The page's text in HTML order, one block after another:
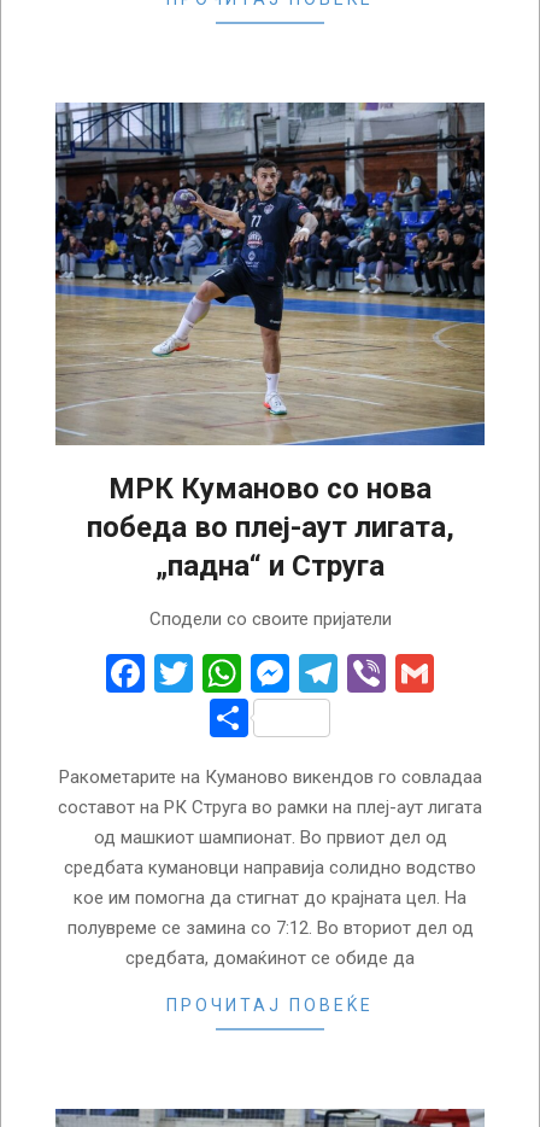
МРК Куманово со нова
победа во плеј-аут лигата,
„падна“ и Струга
Сподели со своите пријатели
Facebook
Twitter
WhatsApp
Messenger
Telegram
Viber
Share
Ракометарите на Куманово викендов го совладаа
составот на РК Струга во рамки на плеј-аут лигата
од машкиот шампионат. Во првиот дел од
средбата кумановци направија солидно водство
кое им помогна да стигнат до крајната цел. На
полувреме се замина со 7:12. Во вториот дел од
средбата, домаќинот се обиде да
ПРОЧИТАЈ ПОВЕЌЕ